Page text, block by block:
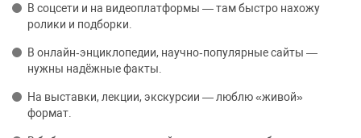
В соцсети и на видеоплатформы — там быстро нахожу
ролики и подборки.
В онлайн‑энциклопедии, научно‑популярные сайты —
нужны надёжные факты.
На выставки, лекции, экскурсии — люблю «живой»
формат.